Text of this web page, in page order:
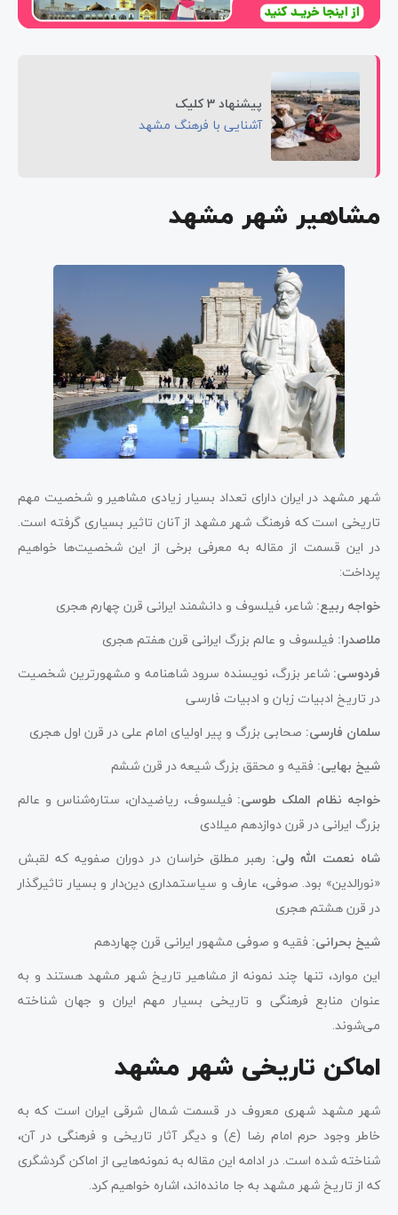
پیشنهاد 3 کلیک
آشنایی با فرهنگ مشهد
مشاهیر شهر مشهد
شهر مشهد در ایران دارای تعداد بسیار زیادی مشاهیر و شخصیت مهم
تاریخی است که فرهنگ شهر مشهد از آنان تاثیر بسیاری گرفته است.
در این قسمت از مقاله به معرفی برخی از این شخصیت‌ها خواهیم
پرداخت:
خواجه ربیع: شاعر، فیلسوف و دانشمند ایرانی قرن چهارم هجری
ملاصدرا: فیلسوف و عالم بزرگ ایرانی قرن هفتم هجری
فردوسی: شاعر بزرگ، نویسنده سرود شاهنامه و مشهورترین شخصیت
در تاریخ ادبیات زبان و ادبیات فارسی
سلمان فارسی: صحابی بزرگ و پیر اولیای امام علی در قرن اول هجری
شیخ بهایی: فقیه و محقق بزرگ شیعه در قرن ششم
خواجه نظام الملک طوسی: فیلسوف، ریاضیدان، ستاره‌شناس و عالم
بزرگ ایرانی در قرن دوازدهم میلادی
شاه نعمت الله ولی: رهبر مطلق خراسان در دوران صفویه که لقبش
«نورالدین» بود. صوفی، عارف و سیاستمداری دین‌دار و بسیار تاثیرگذار
در قرن هشتم هجری
شیخ بحرانی: فقیه و صوفی مشهور ایرانی قرن چهاردهم
این موارد، تنها چند نمونه از مشاهیر تاریخ شهر مشهد هستند و به
عنوان منابع فرهنگی و تاریخی بسیار مهم ایران و جهان شناخته
می‌شوند.
اماکن تاریخی شهر مشهد
شهر مشهد شهری معروف در قسمت شمال شرقی ایران است که به
خاطر وجود حرم امام رضا (ع) و دیگر آثار تاریخی و فرهنگی در آن،
شناخته شده است. در ادامه این مقاله به نمونه‌هایی از اماکن گردشگری
که از تاریخ شهر مشهد به جا مانده‌اند، اشاره خواهیم کرد.